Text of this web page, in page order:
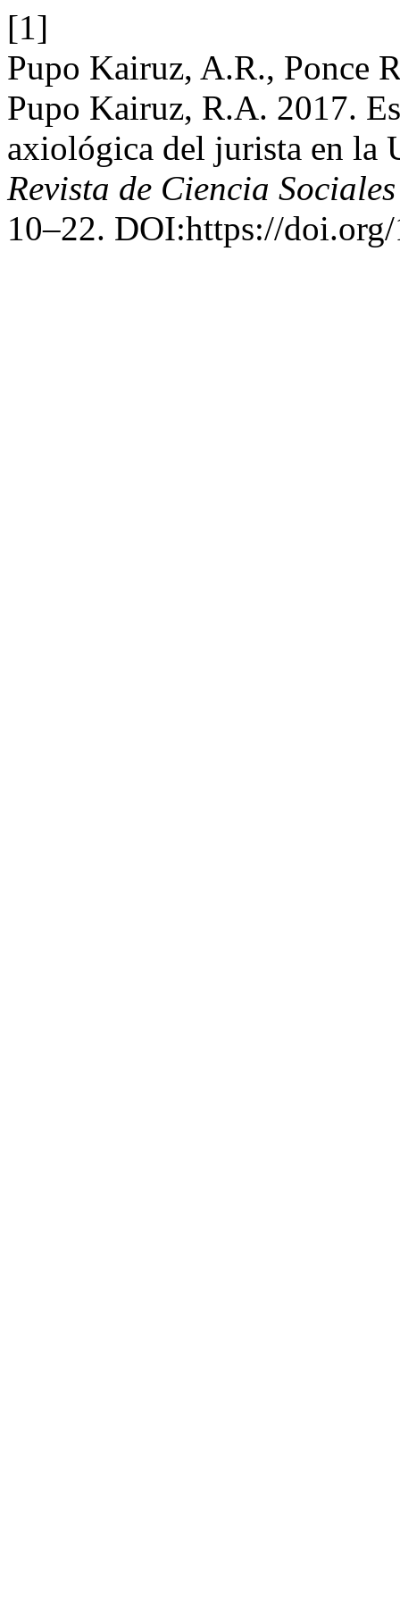
[1]
Pupo Kairuz, A.R., Ponce
Pupo Kairuz, R.A. 2017.
axiológica del jurista en la
Revista de Ciencia
10–22. DOI:https://